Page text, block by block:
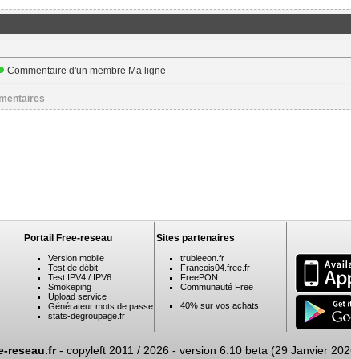
Commentaire d'un membre Ma ligne
Portail Free-reseau
Version mobile
Test de débit
Test IPV4 / IPV6
Smokeping
Upload service
Générateur mots de passe
stats-degroupage.fr
Sites partenaires
trubleeon.fr
Francois04.free.fr
FreePON
Communauté Free
40% sur vos achats
reseau.fr- copyleft 2011 / 2026 - version 6.10 beta (29 Janvier